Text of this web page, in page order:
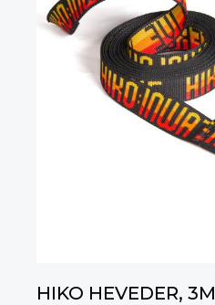
HIKO HEVEDER, 3M